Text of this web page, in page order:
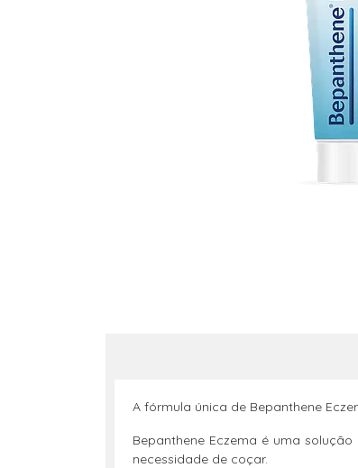
A fórmula única de Bepanthene
Bepanthene Eczema é uma
necessidade de coçar.